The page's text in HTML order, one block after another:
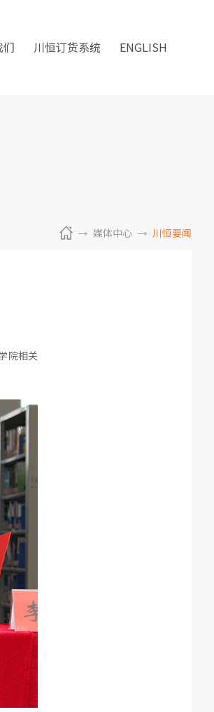
们 川恒订货系统 ENGLISH
媒体中心 川恒要闻
院相关